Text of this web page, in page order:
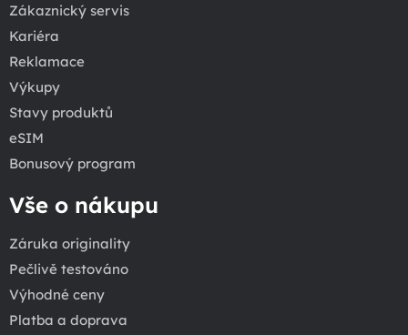
Zákaznický servis
Kariéra
Reklamace
Výkupy
Stavy produktů
eSIM
Bonusový program
Vše o nákupu
Záruka originality
Pečlivě testováno
Výhodné ceny
Platba a doprava